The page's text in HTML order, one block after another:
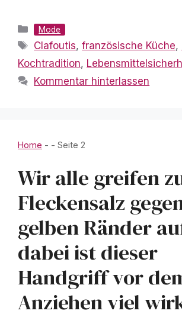
Kategorien
Mode
Schlagwörter
Clafoutis,französische Küche,
Kochtradition,
Kommentar hinterlassen
Home - - Seite 2
Wir alle greifen
Fleckensalz
gelben Ränder
dabei ist dieser
Handgriff vor
Anziehen viel